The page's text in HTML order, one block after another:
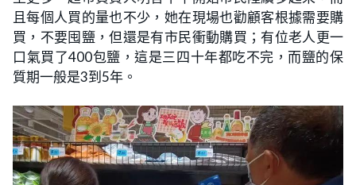
且每個人買的量也不少，她在現場也勸顧客根據需要購
買，不要囤鹽，但還是有市民衝動購買；有位老人更一
口氣買了400包鹽，這是三四十年都吃不完，而鹽的保
質期一般是3到5年。